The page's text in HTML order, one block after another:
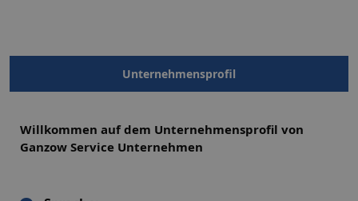
Unternehmensprofil
Willkommen auf dem Unternehmensprofil von
Ganzow Service Unternehmen